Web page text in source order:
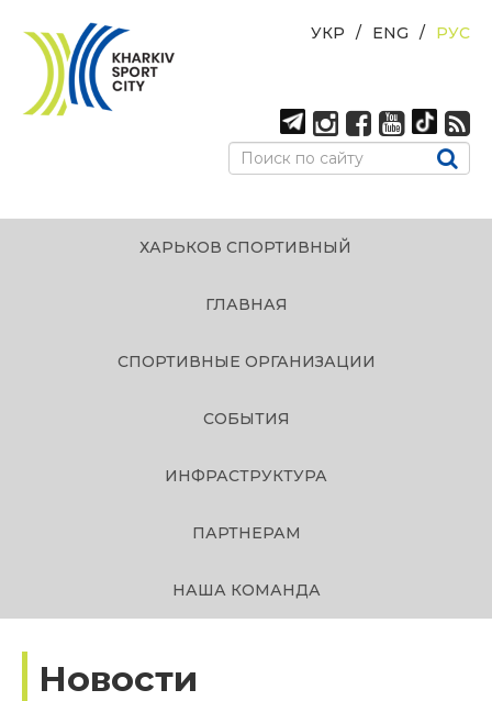
РУС
ENG
УКР
ХАРЬКОВ СПОРТИВНЫЙ
ГЛАВНАЯ
СПОРТИВНЫЕ ОРГАНИЗАЦИИ
СОБЫТИЯ
ИНФРАСТРУКТУРА
ПАРТНЕРАМ
НАША КОМАНДА
Новости